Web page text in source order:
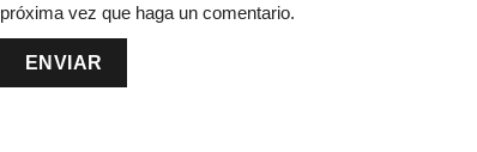
próxima vez que haga un comentario.